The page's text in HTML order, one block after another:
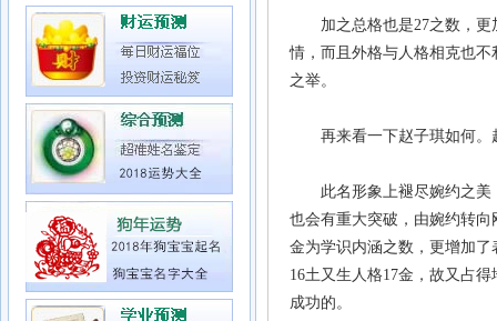
加之总格也是27之数，更
情，而且外格与人格相克也
之举。
再来看一下赵子琪如何。赵
此名形象上褪尽婉约之美，
也会有重大突破，由婉约转
金为学识内涵之数，更增加
16土又生人格17金，故又占
成功的。